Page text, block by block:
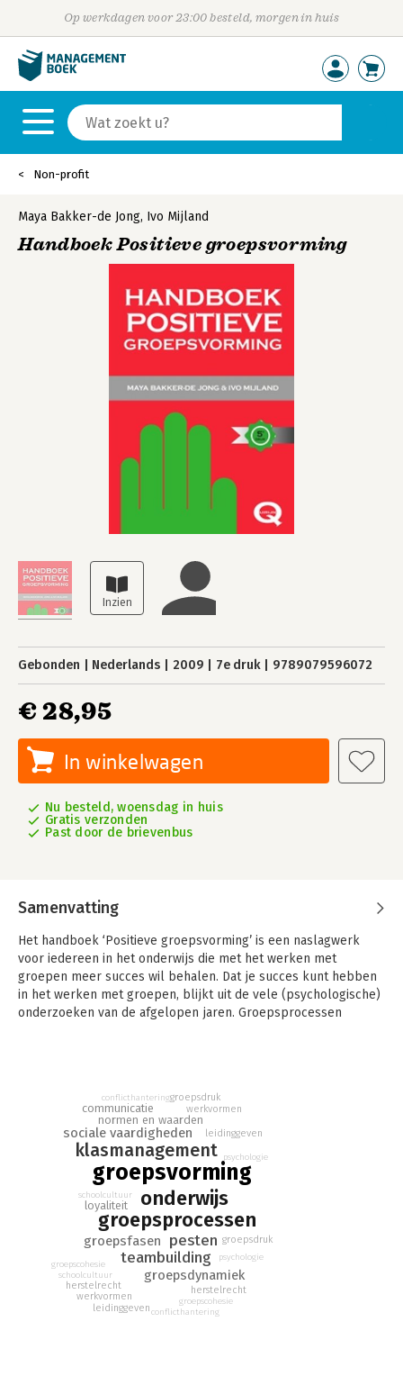
Op werkdagen voor 23:00 besteld, morgen in huis
Non-profit
Maya Bakker-de Jong, Ivo Mijland
Handboek Positieve groepsvorming
Gebonden Nederlands 2009 7e druk 9789079596072
€ 28,95
In winkelwagen
Nu besteld, woensdag in huis
Gratis verzonden
Past door de brievenbus
Samenvatting
Het handboek ‘Positieve groepsvorming’ is een naslagwerk
voor iedereen in het onderwijs die met het werken met
groepen meer succes wil behalen. Dat je succes kunt hebben
in het werken met groepen, blijkt uit de vele (psychologische)
onderzoeken van de afgelopen jaren. Groepsprocessen
misverstand is dat je met kleinere groepen per definitie een
makkelijke groep krijgt.
In dit handboek zijn theorie en praktijk gekoppeld om zo een
aangenaam recept te presenteren voor de dagelijkse omgang
met groepen op school. De vele oefeningen zijn uitgebreid
getest en bieden een praktische bijdrage aan het ontstaan en
behouden van positieve groepsvorming in de klas.
groepsvorming
onderwijs
groepsprocessen
klasmanagement
pesten
teambuilding
sociale vaardigheden
groepsdynamiek
groepsfasen
normen en waarden
loyaliteit
communicatie
conflicthanteringgroepsdruk
leidinggeven
werkvormen
herstelrecht
schoolcultuur
psychologie
groepscohesie
conflicthantering
groepsdruk
leidinggeven
werkvormen
herstelrecht
schoolcultuur
psychologie
groepscohesie